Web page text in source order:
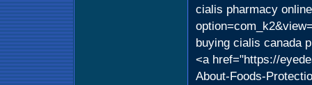
cialis pharmacy
buying cialis canada
<a href="https://
About-Foods-